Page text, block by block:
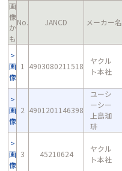
画
像
か
も
No. JANCD メーカー名
画
像
1 4903080211518
ヤクル
ト本社
画
像
2 4901201146398
ユーシ
ーシー
上島珈
琲
画
像
3 45210624
ヤクル
ト本社